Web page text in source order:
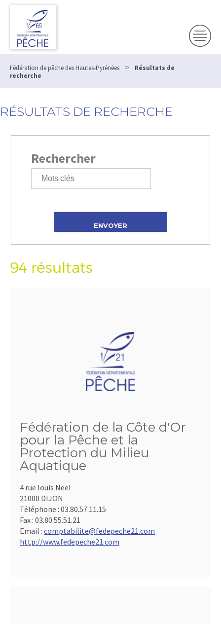
Fédération de pêche des Hautes-Pyrénées >
Résultats de
recherche
RÉSULTATS DE RECHERCHE
Rechercher
94 résultats
Fédération de la Côte d'Or
pour la Pêche et la
Protection du Milieu
Aquatique
4 rue louis Neel
21000 DIJON
Téléphone : 03.80.57.11.15
Fax : 03.80.55.51.21
Email : comptabilite@fedepeche21.com
http://www.fedepeche21.com